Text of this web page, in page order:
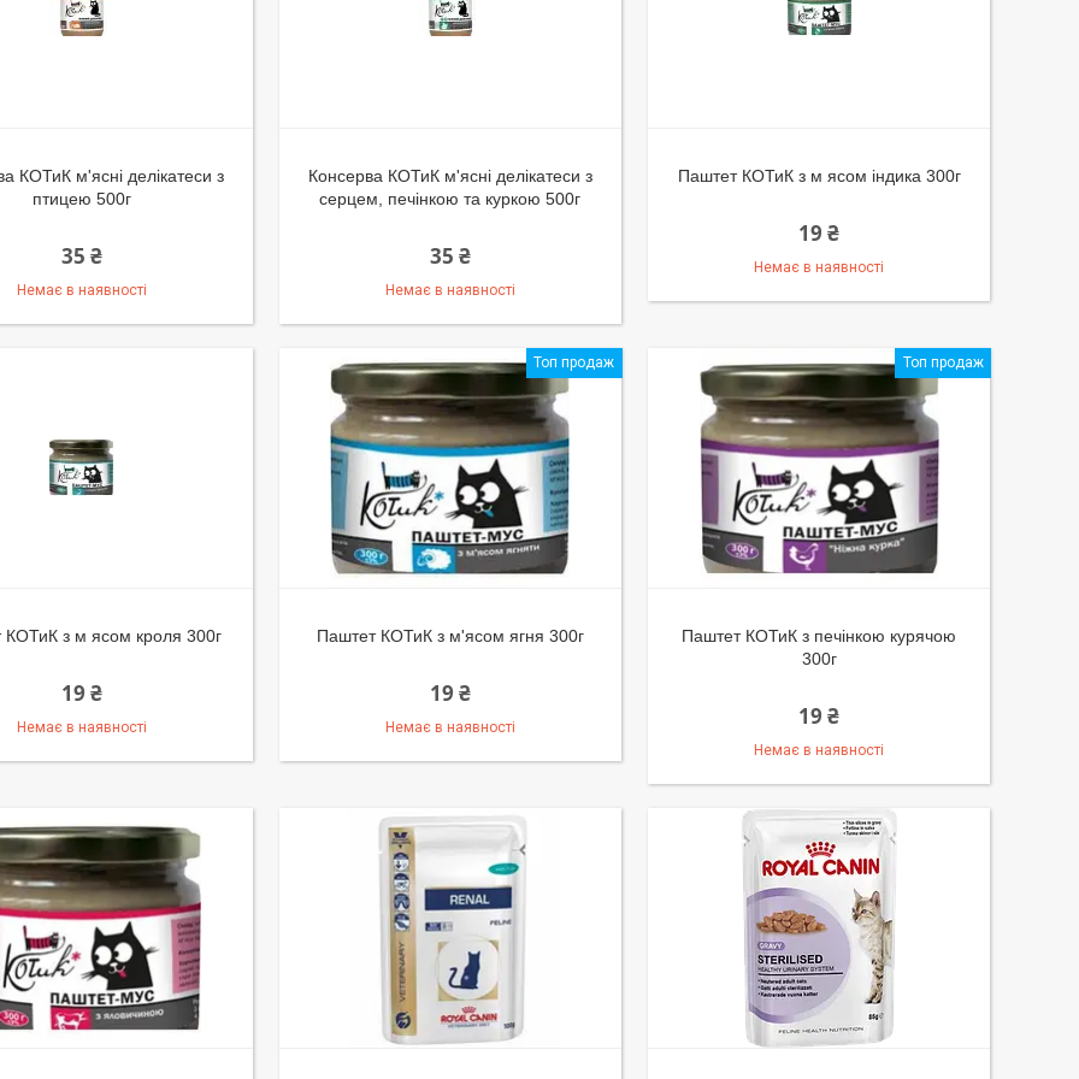
КОТиК м'ясні делікатеси з
птицею 500г
35 ₴
Немає в наявності
Консерва КОТиК м'ясні делікатеси з
серцем, печінкою та куркою 500г
35 ₴
Немає в наявності
Паштет КОТиК з м ясом індика 300г
19 ₴
Немає в наявності
КОТиК з м ясом кроля 300г
19 ₴
Немає в наявності
Топ продаж
Паштет КОТиК з м'ясом ягня 300г
19 ₴
Немає в наявності
Топ продаж
Паштет КОТиК з печінкою курячою
300г
19 ₴
Немає в наявності